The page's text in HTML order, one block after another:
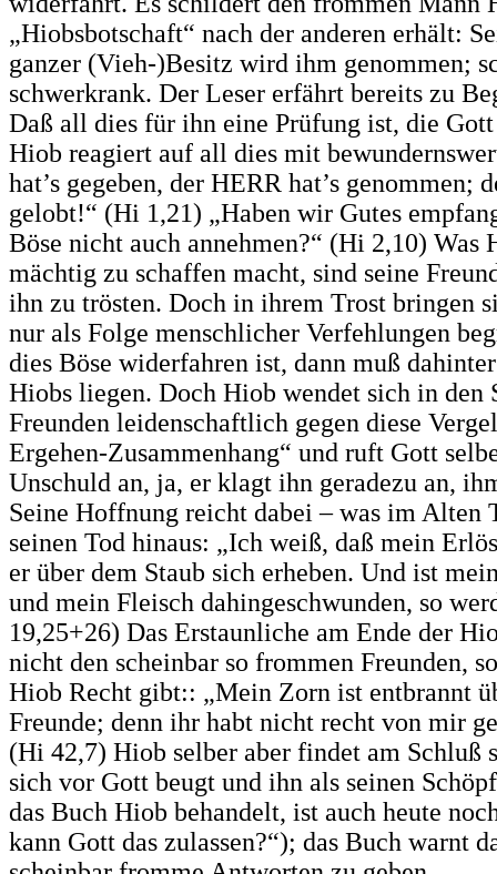
„Hiobsbotschaft“ nach der anderen erhält:
ganzer (Vieh-)Besitz wird ihm genommen;
schwerkrank. Der Leser erfährt bereits zu
Daß all dies für ihn eine Prüfung ist, die
Hiob reagiert auf all dies mit
hat’s gegeben, der HERR hat’s genommen;
gelobt!“ (Hi 1,21) „Haben wir Gutes
Böse nicht auch annehmen?“ (Hi 2,10)
mächtig zu schaffen macht, sind seine
ihn zu trösten. Doch in ihrem Trost bringen
nur als Folge menschlicher Verfehlungen
dies Böse widerfahren ist, dann muß
Hiobs liegen. Doch Hiob wendet sich in den
Freunden leidenschaftlich gegen diese
Ergehen-Zusammenhang“ und ruft Gott
Unschuld an, ja, er klagt ihn geradezu an,
Seine Hoffnung reicht dabei – was im Alten
seinen Tod hinaus: „Ich weiß, daß mein
er über dem Staub sich erheben. Und ist
und mein Fleisch dahingeschwunden, so
19,25+26) Das Erstaunliche am Ende der
nicht den scheinbar so frommen Freunden,
Hiob Recht gibt:: „Mein Zorn ist entbrannt
Freunde; denn ihr habt nicht recht von mir
(Hi 42,7) Hiob selber aber findet am Schluß
sich vor Gott beugt und ihn als seinen
das Buch Hiob behandelt, ist auch heute
kann Gott das zulassen?“); das Buch warnt